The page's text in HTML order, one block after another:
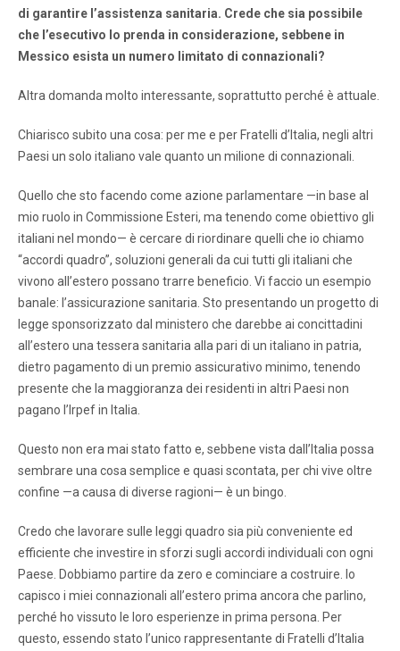
di garantire l’assistenza sanitaria. Crede che sia possibile
che l’esecutivo lo prenda in considerazione, sebbene in
Messico esista un numero limitato di connazionali?
Altra domanda molto interessante, soprattutto perché è attuale.
Chiarisco subito una cosa: per me e per Fratelli d’Italia, negli altri
Paesi un solo italiano vale quanto un milione di connazionali.
Quello che sto facendo come azione parlamentare —in base al
mio ruolo in Commissione Esteri, ma tenendo come obiettivo gli
italiani nel mondo— è cercare di riordinare quelli che io chiamo
“accordi quadro”, soluzioni generali da cui tutti gli italiani che
vivono all’estero possano trarre beneficio. Vi faccio un esempio
banale: l’assicurazione sanitaria. Sto presentando un progetto di
legge sponsorizzato dal ministero che darebbe ai concittadini
all’estero una tessera sanitaria alla pari di un italiano in patria,
dietro pagamento di un premio assicurativo minimo, tenendo
presente che la maggioranza dei residenti in altri Paesi non
pagano l’Irpef in Italia.
Questo non era mai stato fatto e, sebbene vista dall’Italia possa
sembrare una cosa semplice e quasi scontata, per chi vive oltre
confine —a causa di diverse ragioni— è un bingo.
Credo che lavorare sulle leggi quadro sia più conveniente ed
efficiente che investire in sforzi sugli accordi individuali con ogni
Paese. Dobbiamo partire da zero e cominciare a costruire. Io
capisco i miei connazionali all’estero prima ancora che parlino,
perché ho vissuto le loro esperienze in prima persona. Per
questo, essendo stato l’unico rappresentante di Fratelli d’Italia